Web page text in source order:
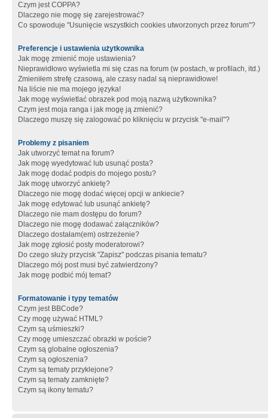
Czym jest COPPA?
Dlaczego nie mogę się zarejestrować?
Co spowoduje "Usunięcie wszystkich cookies utworzonych przez forum"?
Preferencje i ustawienia użytkownika
Jak mogę zmienić moje ustawienia?
Nieprawidłowo wyświetla mi się czas na forum (w postach, w profilach, itd.)
Zmieniłem strefę czasową, ale czasy nadal są nieprawidłowe!
Na liście nie ma mojego języka!
Jak mogę wyświetlać obrazek pod moją nazwą użytkownika?
Czym jest moja ranga i jak mogę ją zmienić?
Dlaczego muszę się zalogować po kliknięciu w przycisk "e-mail"?
Problemy z pisaniem
Jak utworzyć temat na forum?
Jak mogę wyedytować lub usunąć posta?
Jak mogę dodać podpis do mojego postu?
Jak mogę utworzyć ankietę?
Dlaczego nie mogę dodać więcej opcji w ankiecie?
Jak mogę edytować lub usunąć ankietę?
Dlaczego nie mam dostępu do forum?
Dlaczego nie mogę dodawać załączników?
Dlaczego dostałam(em) ostrzeżenie?
Jak mogę zgłosić posty moderatorowi?
Do czego służy przycisk "Zapisz" podczas pisania tematu?
Dlaczego mój post musi być zatwierdzony?
Jak mogę podbić mój temat?
Formatowanie i typy tematów
Czym jest BBCode?
Czy mogę używać HTML?
Czym są uśmieszki?
Czy mogę umieszczać obrazki w poście?
Czym są globalne ogłoszenia?
Czym są ogłoszenia?
Czym są tematy przyklejone?
Czym są tematy zamknięte?
Czym są ikony tematu?